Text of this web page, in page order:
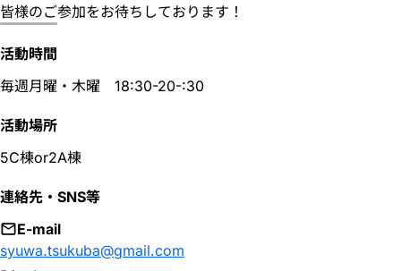
皆様のご参加をお待ちしております！
活動時間
毎週月曜・木曜 18:30-20-:30
活動場所
5C棟or2A棟
連絡先・SNS等
E-mail
syuwa.tsukuba@gmail.com